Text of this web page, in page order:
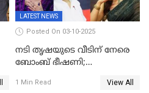
LATEST NEWS
Posted On 03-10-2025
നടി തൃഷയുടെ വീടിന് നേരെ
ബോംബ് ഭീഷണി;
കണ്ടെത്തൽ
1 Min Read View All